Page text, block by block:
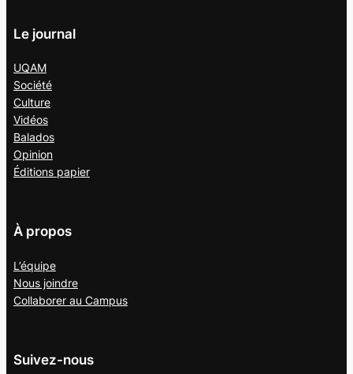
Le journal
UQAM
Société
Culture
Vidéos
Balados
Opinion
Éditions papier
À propos
L’équipe
Nous joindre
Collaborer au Campus
Suivez-nous